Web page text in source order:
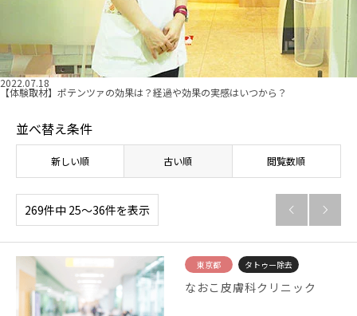
2022.07.18
【体験取材】ポテンツァの効果は？経過や効果の実感はいつから？
並べ替え条件
新しい順 古い順 閲覧数順
269件中 25〜36件を表示  
東京都 タトゥー除去
なおこ皮膚科クリニック